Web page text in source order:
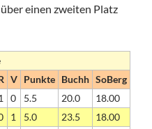
einen zweiten Platz
V Punkte Buchh SoBerg
0 5.5 20.0
18.00
1 5.0 23.5
18.00